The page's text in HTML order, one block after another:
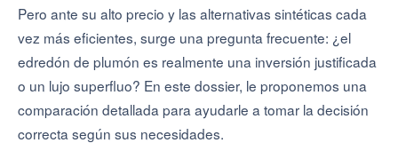
Pero ante su alto precio y las alternativas sintéticas cada
vez más eficientes, surge una pregunta frecuente: ¿el
edredón de plumón es realmente una inversión justificada
o un lujo superfluo? En este dossier, le proponemos una
comparación detallada para ayudarle a tomar la decisión
correcta según sus necesidades.